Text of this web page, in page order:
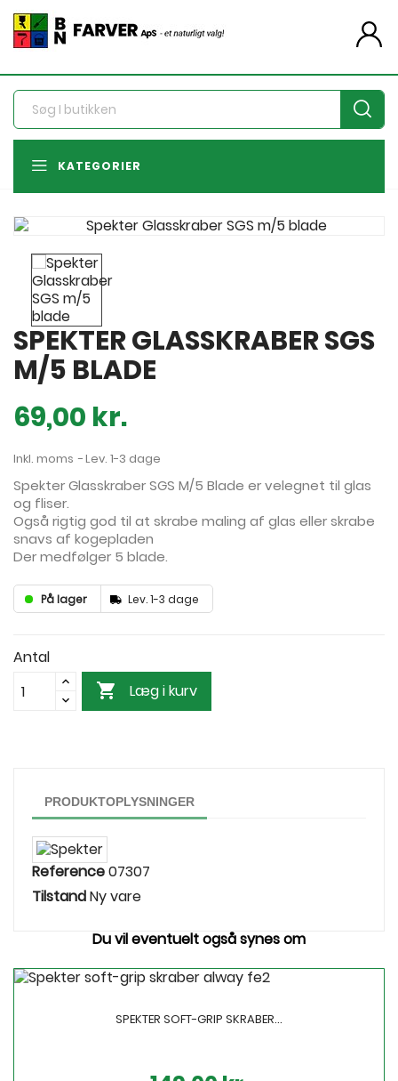
person
KATEGORIER
SPEKTER GLASSKRABER SGS
M/5 BLADE
69,00 kr.
Inkl. moms Lev. 1-3 dage
Spekter Glasskraber SGS M/5 Blade er velegnet til glas
og fliser.
Også rigtig god til at skrabe maling af glas eller skrabe
snavs af kogepladen
Der medfølger 5 blade.
På lager Lev. 1-3 dage
Antal
 Læg i kurv
PRODUKTOPLYSNINGER
Reference07307
TilstandNy vare
Du vil eventuelt også synes om
SPEKTER SOFT-GRIP SKRABER...